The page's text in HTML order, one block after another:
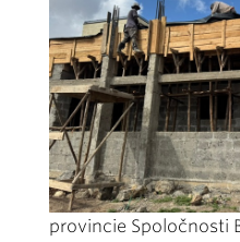
provincie Spoločnosti